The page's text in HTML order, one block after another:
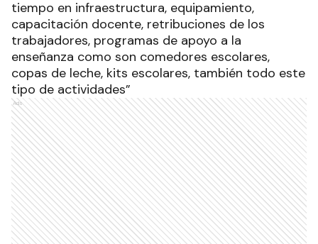
tiempo en infraestructura, equipamiento,
capacitación docente, retribuciones de los
trabajadores, programas de apoyo a la
enseñanza como son comedores escolares,
copas de leche, kits escolares, también todo este
tipo de actividades”
Ads